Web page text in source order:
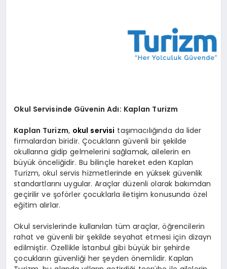
Okul Servisinde Güvenin Adı: Kaplan Turizm
Kaplan Turizm, okul servisi taşımacılığında da lider
firmalardan biridir. Çocukların güvenli bir şekilde
okullarına gidip gelmelerini sağlamak, ailelerin en
büyük önceliğidir. Bu bilinçle hareket eden Kaplan
Turizm, okul servis hizmetlerinde en yüksek güvenlik
standartlarını uygular. Araçlar düzenli olarak bakımdan
geçirilir ve şoförler çocuklarla iletişim konusunda özel
eğitim alırlar.
Okul servislerinde kullanılan tüm araçlar, öğrencilerin
rahat ve güvenli bir şekilde seyahat etmesi için dizayn
edilmiştir. Özellikle İstanbul gibi büyük bir şehirde
çocukların güvenliği her şeyden önemlidir. Kaplan